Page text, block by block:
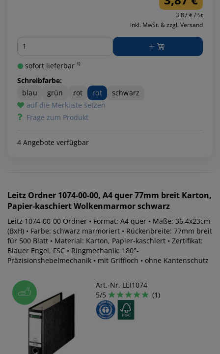
3.87 € / St
inkl. MwSt. & zzgl. Versand
Menge
sofort lieferbar ¹⁾
Schreibfarbe:
blau
grün rot rot
schwarz
auf die Merkliste setzen
Frage zum Produkt
4 Angebote verfügbar
Leitz Ordner 1074-00-00, A4 quer 77mm breit Karton,
Papier-kaschiert Wolkenmarmor schwarz
Leitz 1074-00-00 Ordner • Format: A4 quer • Maße: 36,4x23cm
(BxH) • Farbe: schwarz marmoriert • Rückenbreite: 77mm breit
für 500 Blatt • Material: Karton, Papier-kaschiert • Zertifikat:
Blauer Engel, FSC • Ringmechanik: 180°-
Präzisionshebelmechanik • mit Griffloch • ohne Kantenschutz
Art.-Nr. LEI1074
5/5
(1)